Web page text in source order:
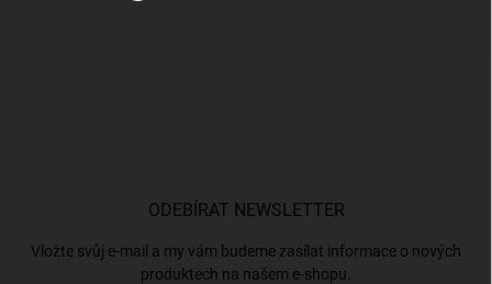
ODEBÍRAT NEWSLETTER
Vložte svůj e-mail a my vám budeme zasílat informace o nových
produktech na našem e-shopu.